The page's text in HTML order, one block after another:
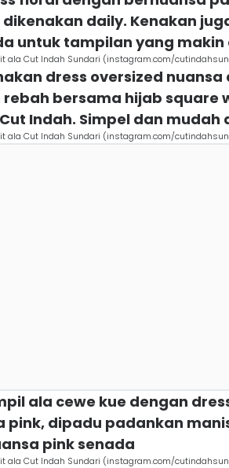
daily. Kenakan
untuk tampilan yang makin
ala Cut Indah Sundari (instagram.com/
dress oversized
rebah bersama hijab square
Indah. Simpel dan mudah
ala Cut Indah Sundari (instagram.com/
ala cewe kue dengan
pink, dipadu padankan
pink senada
ala Cut Indah Sundari (instagram.com/